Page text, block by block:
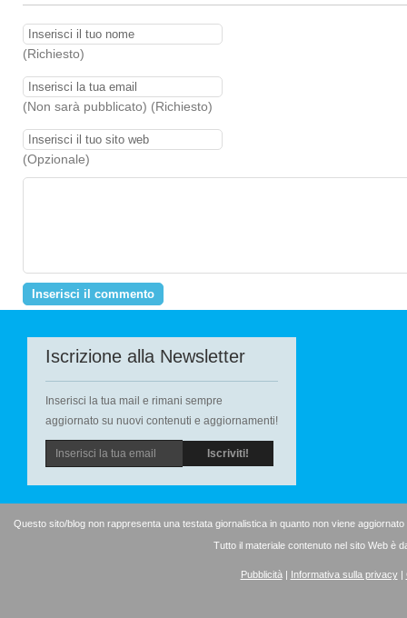
(Richiesto)
(Non sarà pubblicato) (Richiesto)
(Opzionale)
Iscrizione alla Newsletter
Inserisci la tua mail e rimani sempre
aggiornato su nuovi contenuti e aggiornamenti!
Questo sito/blog non rappresenta una testata giornalistica in quanto non viene
Tutto il materiale contenuto nel sito Web è
Pubblicità| Informativa sulla privacy|